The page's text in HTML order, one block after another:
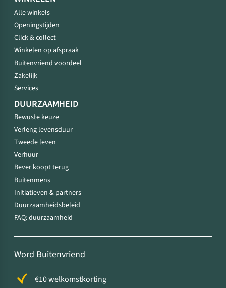
Alle winkels
Openingstijden
Click & collect
Winkelen op afspraak
Buitenvriend voordeel
Zakelijk
Services
DUURZAAMHEID
Bewuste keuze
Verleng levensduur
Tweede leven
Verhuur
Bever koopt terug
Buitenmens
Initiatieven & partners
Duurzaamheidsbeleid
FAQ: duurzaamheid
Word Buitenvriend
€10 welkomstkorting